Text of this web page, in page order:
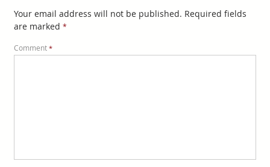
Your email address will not be published. Required fields
are marked *
Comment *